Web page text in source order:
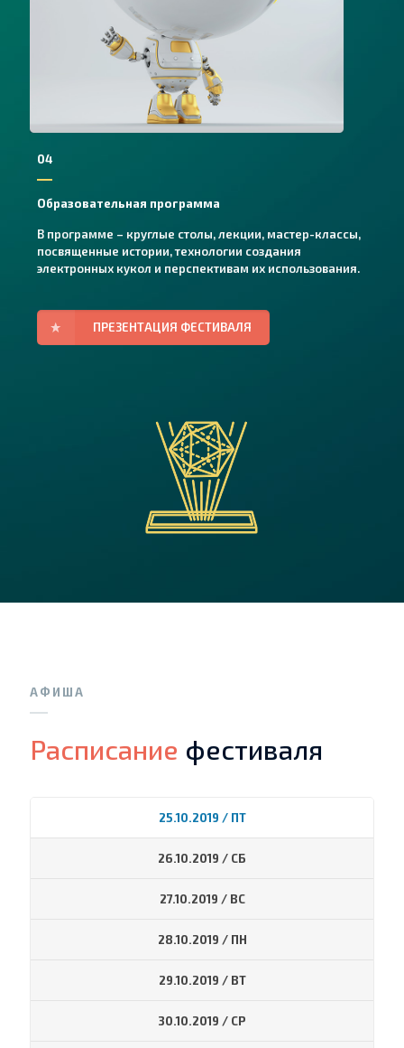
04
Образовательная программа
В программе – круглые столы, лекции, мастер-классы,
посвященные истории, технологии создания
электронных кукол и перспективам их использования.
ПРЕЗЕНТАЦИЯ ФЕСТИВАЛЯ
АФИША
Расписание фестиваля
25.10.2019 / ПТ
26.10.2019 / СБ
27.10.2019 / ВС
28.10.2019 / ПН
29.10.2019 / ВТ
30.10.2019 / СР